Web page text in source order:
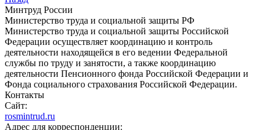
Минтруд России
Министерство труда и социальной защиты РФ
Министерство труда и социальной защиты Российской
Федерации осуществляет координацию и контроль
деятельности находящейся в его ведении Федеральной
службы по труду и занятости, а также координацию
деятельности Пенсионного фонда Российской Федерации и
Фонда социального страхования Российской Федерации.
Контакты
Сайт:
rosmintrud.ru
Адрес для корреспонденции: